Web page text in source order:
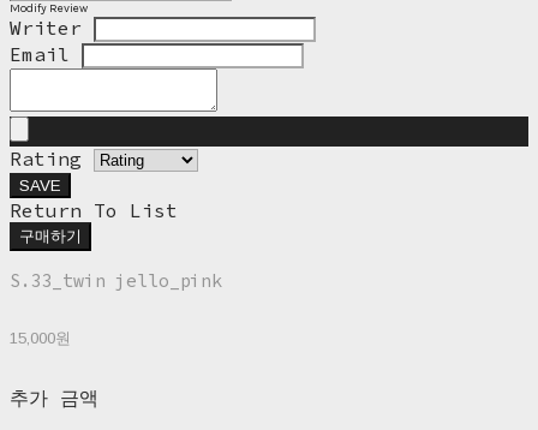
Modify Review
Writer
Email
Rating
SAVE
Return To List
구매하기
S.33_twin jello_pink
15,000원
추가 금액